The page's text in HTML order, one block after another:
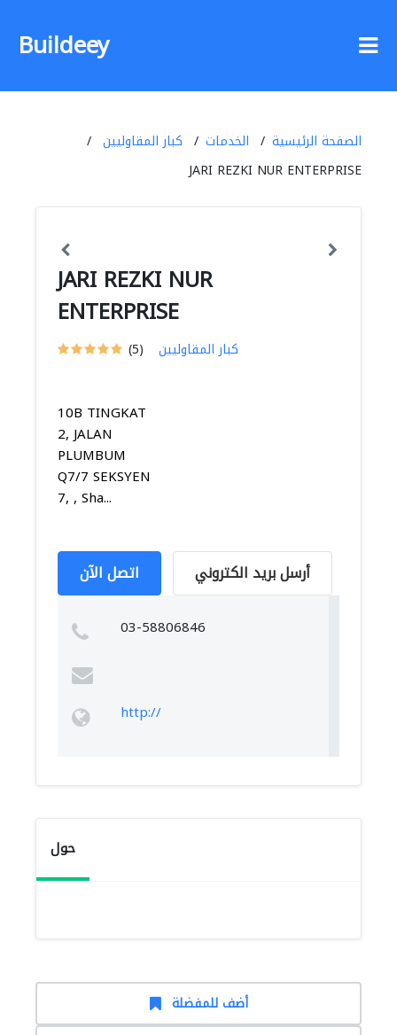
Buildeey
الصفحة الرئيسية الخدمات
كبار المقاوليين
JARI REZKI NUR ENTERPRISE
JARI REZKI NUR
ENTERPRISE
(5) كبار المقاوليين
10B TINGKAT
2, JALAN
PLUMBUM
Q7/7 SEKSYEN
7, , Sha...
اتصل الآن أرسل بريد الكتروني
03-58806846
http://
حول
أضف للمفضلة